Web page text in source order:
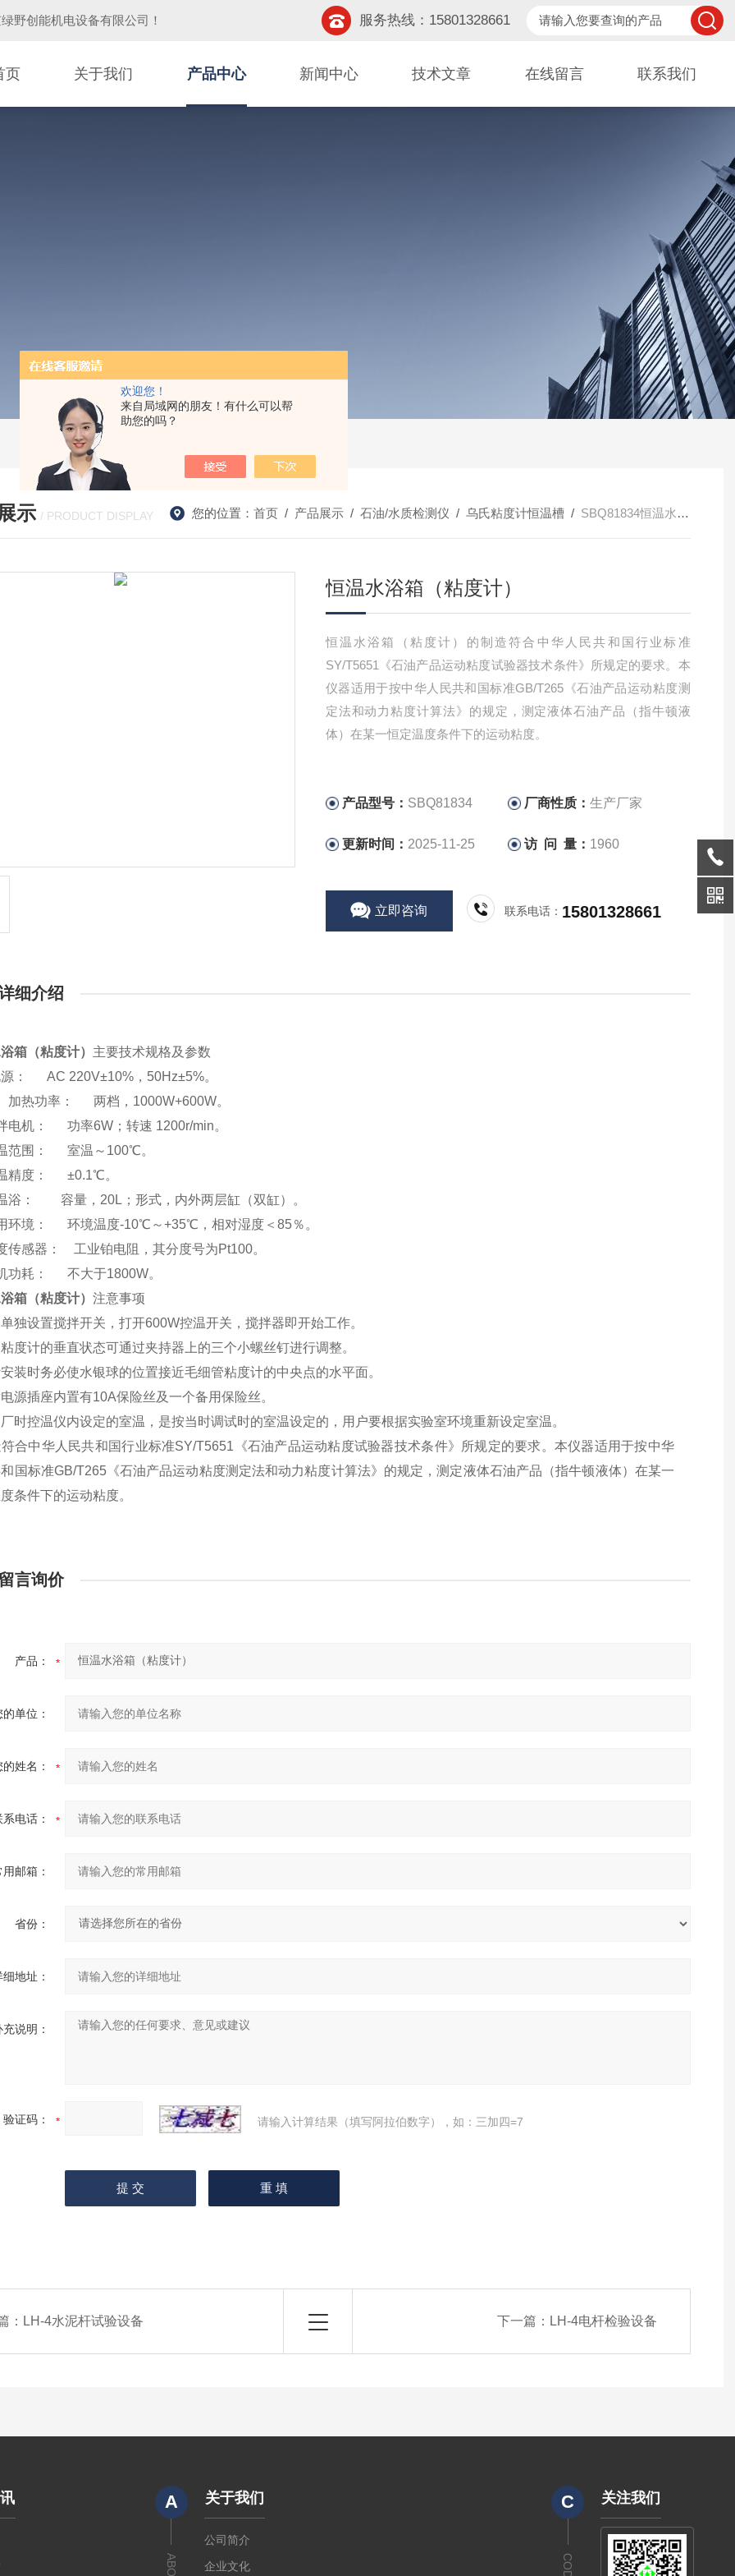
欢迎您！
来自局域网的朋友！有什么可以帮
助您的吗？
野创能机电设备有限公司 ！ 服务热线：15801328661
页 关于我们 产品中心 新闻中心 技术文章 在线留言 联系我们
示 / PRODUCT DISPLAY 您的位置： 首页/ 产品展示/ 石油/水质检测仪 / 乌氏粘度计恒温槽/ SBQ81834恒温水浴箱（粘度计）
恒温水浴箱（粘度计）
恒温水浴箱（粘度计）的制造符合中华人民共和国行业标准
SY/T5651《石油产品运动粘度试验器技术条件》所规定的要求。本
仪器适用于按中华人民共和国标准GB/T265《石油产品运动粘度测
定法和动力粘度计算法》的规定，测定液体石油产品（指牛顿液
体）在某一恒定温度条件下的运动粘度。
产品型号： SBQ81834 厂商性质：生产厂家
更新时间： 2025-11-25 访 问 量： 1960
立即咨询 联系电话： 15801328661
细介绍
箱（粘度计） 主要技术规格及参数
： AC 220V±10%，50Hz±5%。
加热功率： 两档，1000W+600W。
电机： 功率6W；转速 1200r/min。
范围： 室温～100℃。
精度：±0.1℃。
浴： 容量，20L；形式，内外两层缸（双缸）。
环境： 环境温度-10℃ ～+35℃，相对湿度＜85％。
传感器： 工业铂电阻，其分度号为Pt100。
功耗：不大于1800W。
箱（粘度计）注意事项
独设置搅拌开关，打开600W控温开关，搅拌器即开始工作。
度计的垂直状态可通过夹持器上的三个小螺丝钉进行调整。
装时务必使水银球的位置接近毛细管粘度计的中央点的水平面。
源插座内置有10A保险丝及一个备用保险丝。
时控温仪内设定的室温，是按当时调试时的室温设定的，用户要根据实验室环境重新设定室温。
合中华人民共和国行业标准SY/T5651《石油产品运动粘度试验器技术条件》所规定的要求。本仪器适用于按中华
国标准GB/T265《石油产品运动粘度测定法和动力粘度计算法》的规定，测定液体石油产品（指牛顿液体）在某一
条件下的运动粘度。
言询价
产品：
的单位：
的姓名：
系电话：
用邮箱：
省份：
细地址：
充说明：
验证码： 请输入计算结果（填写阿拉伯数字），如：三加四=7
： LH-4水泥杆试验设备 下一篇： LH-4电杆检验设备
A 关于我们
公司简介
企业文化
C
CODE
关注我们